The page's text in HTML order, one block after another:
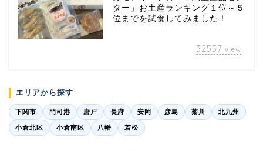
ター」お土産ランキング１位～５
位までを試食してみました！
32557 view
エリアから探す
下関市 門司港 唐戸 長府 安岡 彦島 菊川 北九州
小倉北区 小倉南区 八幡 若松